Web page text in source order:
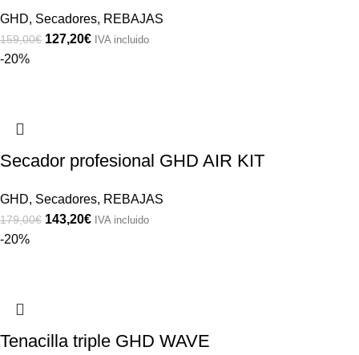
GHD, Secadores, REBAJAS
159,00€ 127,20€ IVA incluido
-20%
Secador profesional GHD AIR KIT
GHD, Secadores, REBAJAS
179,00€ 143,20€ IVA incluido
-20%
Tenacilla triple GHD WAVE